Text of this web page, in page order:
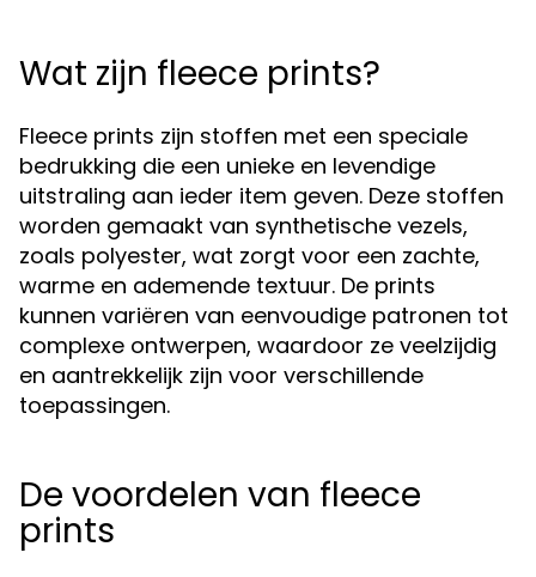
Wat zijn fleece prints?
Fleece prints zijn stoffen met een speciale
bedrukking die een unieke en levendige
uitstraling aan ieder item geven. Deze stoffen
worden gemaakt van synthetische vezels,
zoals polyester, wat zorgt voor een zachte,
warme en ademende textuur. De prints
kunnen variëren van eenvoudige patronen tot
complexe ontwerpen, waardoor ze veelzijdig
en aantrekkelijk zijn voor verschillende
toepassingen.
De voordelen van fleece
prints